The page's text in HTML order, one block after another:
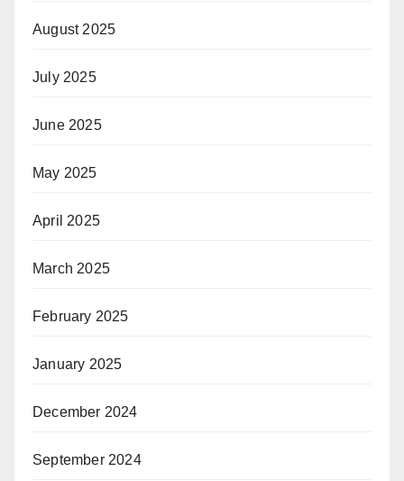
August 2025
July 2025
June 2025
May 2025
April 2025
March 2025
February 2025
January 2025
December 2024
September 2024